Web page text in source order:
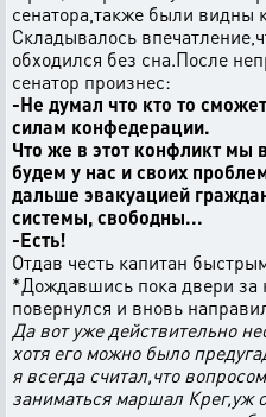
сенатора,также были видны
Складывалось
обходился без сна.После
сенатор произнес:
-Не думал что кто то
силам конфедерации.
Что же в этот конфликт мы
будем у нас и своих
дальше эвакуацией
системы, свободны...
-Есть!
Отдав честь капитан
*Дождавшись пока двери за
повернулся и вновь
Да вот уже действительно
хотя его можно было
я всегда считал,что
заниматься маршал Крег,уж